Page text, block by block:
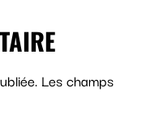
Les champs